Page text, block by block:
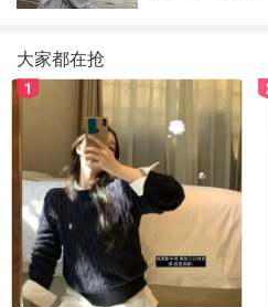
xiaozhengjessica
终于下班啦，累得精疲力尽
的套装装淑女，猫头鹰🦉胸针
包：Burberry，衣服：Zara，
鞋：Aquazzura
猫头鹰是智慧和知识的象征，所
大家都在抢
1